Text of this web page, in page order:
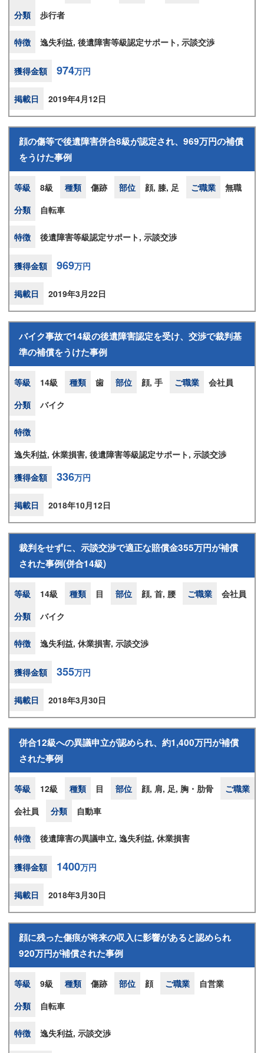
分類 歩行者
特徴 逸失利益, 後遺障害等級認定サポート, 示談交渉
獲得金額 974万円
掲載日 2019年4月12日
顔の傷等で後遺障害併合8級が認定され、969万円の補償
をうけた事例
等級 8級 種類 傷跡 部位 顔, 膝, 足 ご職業
無職
分類
自転車
特徴 後遺障害等級認定サポート, 示談交渉
獲得金額 969万円
掲載日 2019年3月22日
バイク事故で14級の後遺障害認定を受け、交渉で裁判基
準の補償をうけた事例
等級 14級 種類 歯 部位 顔, 手 ご職業
会社員
分類
バイク
特徴
逸失利益, 休業損害, 後遺障害等級認定サポート, 示談交渉
獲得金額
336万円
掲載日 2018年10月12日
裁判をせずに、示談交渉で適正な賠償金355万円が補償
された事例(併合14級)
等級 14級 種類 目 部位 顔, 首, 腰 ご職業
会社員
分類
バイク
特徴 逸失利益, 休業損害, 示談交渉
獲得金額 355万円
掲載日 2018年3月30日
併合12級への異議申立が認められ、約1,400万円が補償
された事例
等級 12級 種類 目 部位 顔, 肩, 足, 胸・肋骨
ご職業
会社員
分類 自動車
特徴 後遺障害の異議申立, 逸失利益, 休業損害
獲得金額 1400万円
掲載日 2018年3月30日
顔に残った傷痕が将来の収入に影響があると認められ
920万円が補償された事例
等級 9級 種類 傷跡 部位 顔 ご職業
自営業
分類
自転車
特徴 逸失利益, 示談交渉